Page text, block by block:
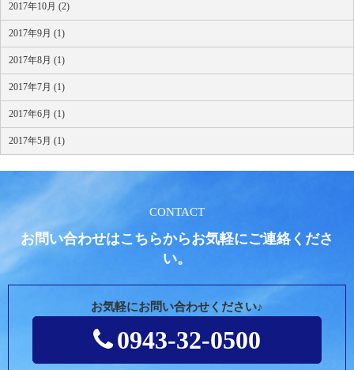
2017年10月 (2)
2017年9月 (1)
2017年8月 (1)
2017年7月 (1)
2017年6月 (1)
2017年5月 (1)
CONTACT
お問い合わせはこちらからお気軽にご連絡くださ
い。
お気軽にお問い合わせください♪
0943-32-0500